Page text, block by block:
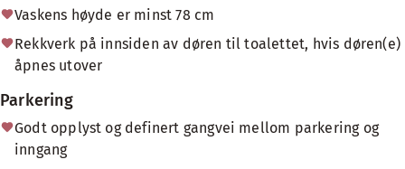
Vaskens høyde er minst 78 cm
Rekkverk på innsiden av døren til toalettet, hvis døren(e)
åpnes utover
Parkering
Godt opplyst og definert gangvei mellom parkering og
inngang